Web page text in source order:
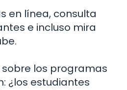
en línea, consulta
e incluso mira
sobre los programas
¿los estudiantes